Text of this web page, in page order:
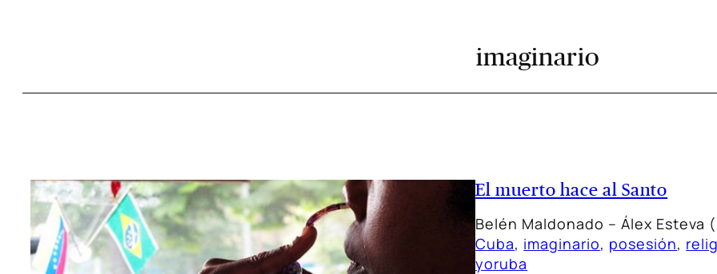
imaginario
El muerto hace al Santo
Belén Maldonado – Álex Esteva
Cuba, imaginario, posesión,
yoruba